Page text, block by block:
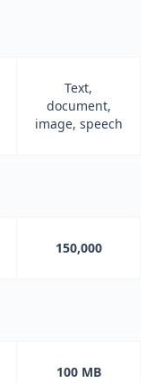
Text,
document,
image, speech
150,000
100 MB